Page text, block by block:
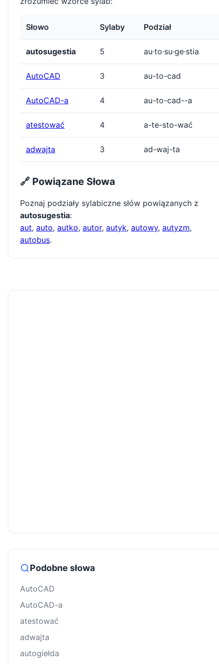
Słowo Sylaby Podział
autosugestia 5 au·to·su·ge·stia
AutoCAD 3 au-to-cad
AutoCAD-a 4 au-to-cad--a
atestować 4 a-te-sto-wać
adwajta 3 ad-waj-ta
🔗 Powiązane Słowa
Poznaj podziały sylabiczne słów powiązanych z
autosugestia:
aut, auto, autko, autor, autyk, autowy, autyzm,
autobus.
Podobne słowa
AutoCAD
AutoCAD-a
atestować
adwajta
autogiełda